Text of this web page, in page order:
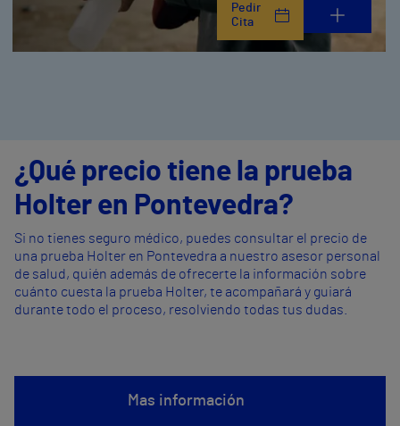
Pedir
Cita
¿Qué precio tiene la prueba
Holter en Pontevedra?
Si no tienes seguro médico, puedes consultar el precio de
una prueba Holter en Pontevedra a nuestro asesor personal
de salud, quién además de ofrecerte la información sobre
cuánto cuesta la prueba Holter, te acompañará y guiará
durante todo el proceso, resolviendo todas tus dudas.
Mas información